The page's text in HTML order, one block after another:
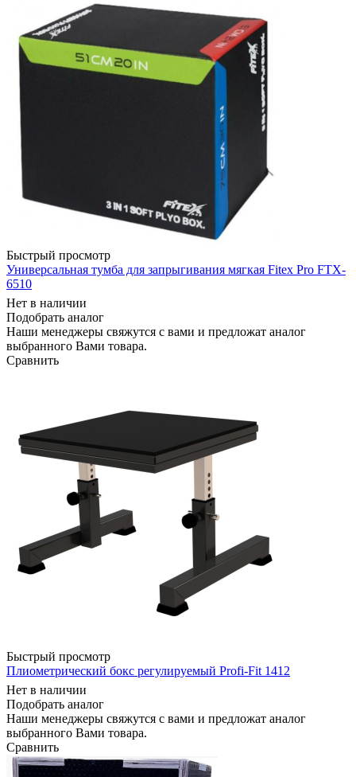
Быстрый просмотр
Универсальная тумба для запрыгивания мягкая Fitex Pro FTX-
6510
Нет в наличии
Подобрать аналог
Наши менеджеры свяжутся с вами и предложат аналог
выбранного Вами товара.
Сравнить
Быстрый просмотр
Плиометрический бокс регулируемый Profi-Fit 1412
Нет в наличии
Подобрать аналог
Наши менеджеры свяжутся с вами и предложат аналог
выбранного Вами товара.
Сравнить